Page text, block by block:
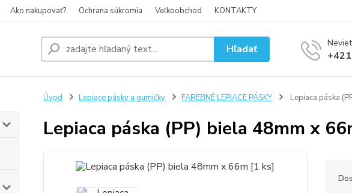
Ako nakupovať? Ochrana súkromia Veľkoobchod KONTAKTY
Hľadať
Úvod Lepiace pásky a gumičky FAREBNÉ LEPIACE PÁSKY Lepiaca páska
Lepiaca páska (PP) biela 48mm x